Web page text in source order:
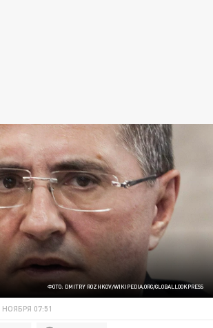
ФОТО: DMITRY ROZHKOV/WIKIPEDIA.ORG/GLOBALLOOKPRESS
НОЯБРЯ 07:51